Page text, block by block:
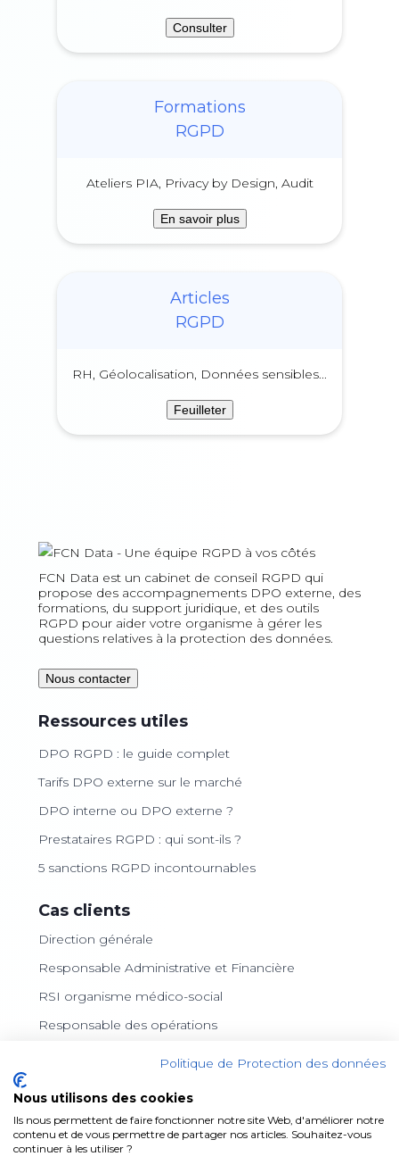
Consulter
Formations
RGPD
Ateliers PIA, Privacy by Design, Audit
En savoir plus
Articles
RGPD
RH, Géolocalisation, Données sensibles...
Feuilleter
FCN Data est un cabinet de conseil RGPD qui
propose des accompagnements DPO externe, des
formations, du support juridique, et des outils
RGPD pour aider votre organisme à gérer les
questions relatives à la protection des données.
Nous contacter
Ressources utiles
DPO RGPD : le guide complet
Tarifs DPO externe sur le marché
DPO interne ou DPO externe ?
Prestataires RGPD : qui sont-ils ?
5 sanctions RGPD incontournables
Cas clients
Direction générale
Responsable Administrative et Financière
RSI organisme médico-social
Responsable des opérations
Liens
LinkedIn
Politique de Protection des données
Nous utilisons des cookies
Ils nous permettent de faire fonctionner notre site Web, d'améliorer notre
contenu et de vous permettre de partager nos articles. Souhaitez-vous
continuer à les utiliser ?